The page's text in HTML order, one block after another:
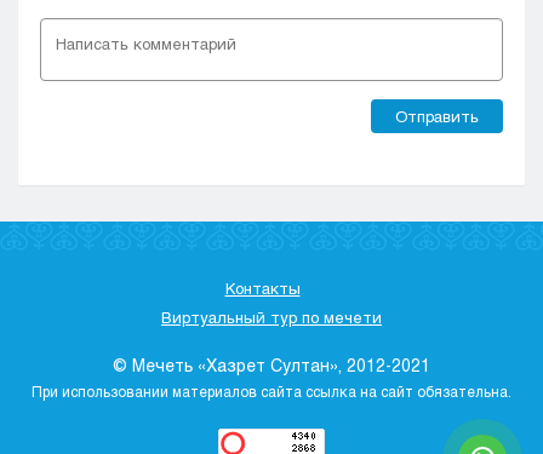
Отправить
Контакты
Виртуальный тур по мечети
© Мечеть «Хазрет Султан», 2012-2021
При использовании материалов сайта ссылка на сайт обязательна.